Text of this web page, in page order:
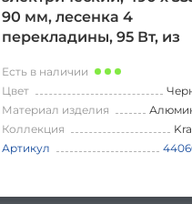
90 мм, лесенка 4
перекладины, 95 Вт, из
управление с таймером
до 24 часов, цвет
Есть в наличии
Цвет
Материал изделия
Коллекция
Артикул